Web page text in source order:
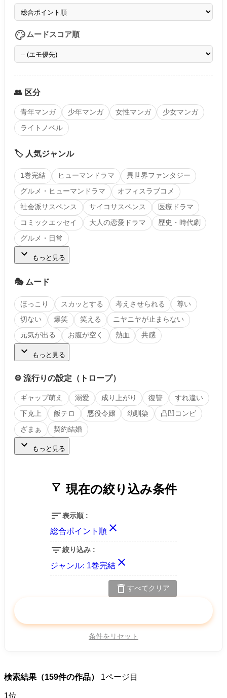
paletteムードスコア順
👥 区分
青年マンガ 少年マンガ 女性マンガ 少女マンガ
ライトノベル
🏷️ 人気ジャンル
1巻完結 ヒューマンドラマ 異世界ファンタジー
グルメ・ヒューマンドラマ オフィスラブコメ
社会派サスペンス サイコサスペンス 医療ドラマ
コミックエッセイ 大人の恋愛ドラマ 歴史・時代劇
グルメ・日常
expand_more もっと見る
🎭 ムード
ほっこり スカッとする 考えさせられる 尊い
切ない 爆笑 笑える ニヤニヤが止まらない
元気が出る お腹が空く 熱血 共感
expand_more もっと見る
⚙️ 流行りの設定（トロープ）
ギャップ萌え 溺愛 成り上がり 復讐 すれ違い
下克上 飯テロ 悪役令嬢 幼馴染 凸凹コンビ
ざまぁ 契約結婚
expand_more もっと見る
filter_alt 現在の絞り込み条件
sort表示順 :
総合ポイント順 close
filter_list絞り込み :
ジャンル: 1巻完結 close
deleteすべてクリア
条件をリセット
検索結果（159件の作品） 1ページ目
1位